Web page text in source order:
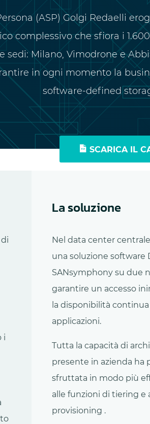
(ASP) Golgi Redaelli
complessivo che sfiora i
sedi: Milano, Vimodrone e
in ogni momento la
software-defined
SCARICA IL
i
La soluzione
Nel data center
una soluzione software
SANsymphony su due
garantire un accesso
la disponibilità
applicazioni.
Tutta la capacità di
presente in azienda ha
sfruttata in modo più
alle funzioni di tiering e
provisioning .